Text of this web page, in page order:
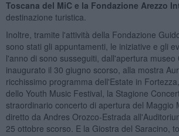
Toscana del MiC e la Fondazione Arezzo
destinazione turistica.
Inoltre, tramite l'attività della Fondazione
sono stati gli appuntamenti, le iniziative e gli
l'anno di sono susseguiti, dall'apertura museo
inaugurato il 30 giugno scorso, alla mostra
ricchissimo programma dell'Estate in
dello Youth Music Festival, la Stagione
straordinario concerto di apertura del Maggio
diretto da Andres Orozco-Estrada
25 ottobre scorso. E la Giostra del Saracino,